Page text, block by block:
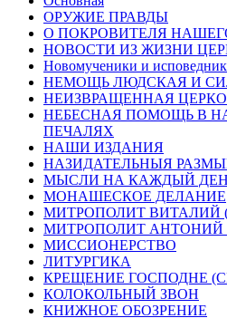
ОРУЖИЕ ПРАВДЫ
О ПОКРОВИТЕЛЯ
НОВОСТИ ИЗ ЖИЗНИ
Новомученики и
НЕМОЩЬ ЛЮДСКАЯ И
НЕИЗВРАЩЕННАЯ
НЕБЕСНАЯ ПОМОЩЬ В
ПЕЧАЛЯХ
НАШИ ИЗДАНИЯ
НАЗИДАТЕЛЬНЫЯ
МЫСЛИ НА КАЖДЫЙ
МОНАШЕСКОЕ ДЕЛАНИЕ
МИТРОПОЛИТ ВИТАЛИЙ
МИТРОПОЛИТ АНТОНИЙ
МИССИОНЕРСТВО
ЛИТУРГИКА
КРЕЩЕНИЕ ГОСПОДНЕ
КОЛОКОЛЬНЫЙ ЗВОН
КНИЖНОЕ ОБОЗРЕНИЕ